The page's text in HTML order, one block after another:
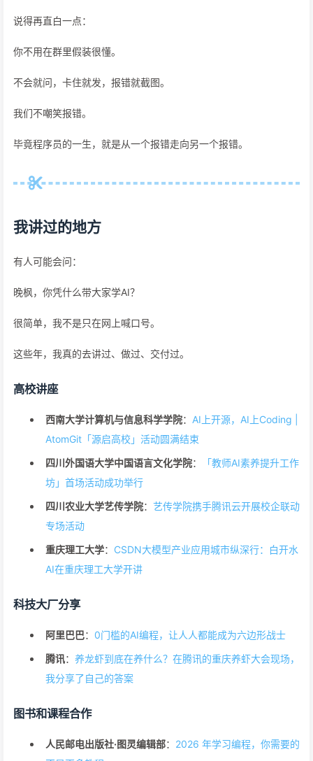
说得再直白一点：
你不用在群里假装很懂。
不会就问，卡住就发，报错就截图。
我们不嘲笑报错。
毕竟程序员的一生，就是从一个报错走向另一个报错。
我讲过的地方
有人可能会问：
晚枫，你凭什么带大家学AI？
很简单，我不是只在网上喊口号。
这些年，我真的去讲过、做过、交付过。
高校讲座
西南大学计算机与信息科学学院： AI上开源，AI上Coding |
AtomGit「源启高校」活动圆满结束
四川外国语大学中国语言文化学院：
「教师AI素养提升工作
坊」首场活动成功举行
四川农业大学艺传学院： 艺传学院携手腾讯云开展校企联动
专场活动
重庆理工大学： CSDN大模型产业应用城市纵深行：白开水
AI在重庆理工大学开讲
科技大厂分享
阿里巴巴： 0门槛的AI编程，让人人都能成为六边形战士
腾讯： 养龙虾到底在养什么？在腾讯的重庆养虾大会现场，
我分享了自己的答案
图书和课程合作
人民邮电出版社·图灵编辑部： 2026 年学习编程，你需要的